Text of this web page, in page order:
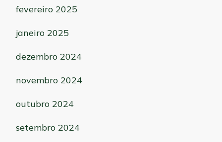
fevereiro 2025
janeiro 2025
dezembro 2024
novembro 2024
outubro 2024
setembro 2024